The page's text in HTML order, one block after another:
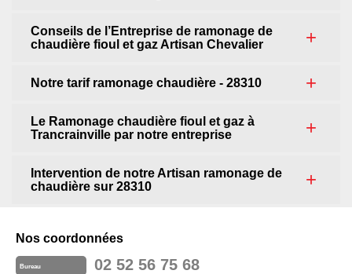
Conseils de l’Entreprise de ramonage de
chaudière fioul et gaz Artisan Chevalier
Notre tarif ramonage chaudière - 28310
Le Ramonage chaudière fioul et gaz à
Trancrainville par notre entreprise
Intervention de notre Artisan ramonage de
chaudière sur 28310
Nos coordonnées
Bureau 02 52 56 75 68